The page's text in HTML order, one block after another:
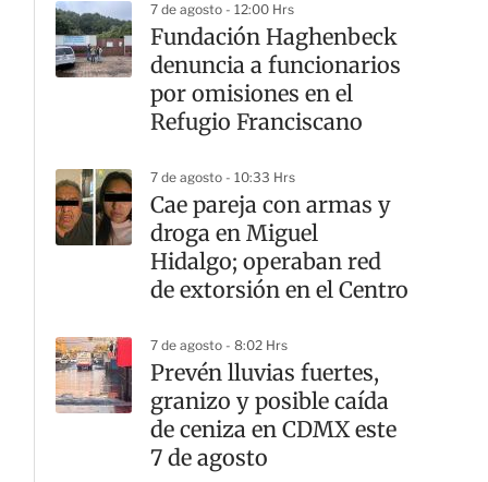
7 de agosto - 12:00 Hrs
Fundación Haghenbeck
denuncia a funcionarios
por omisiones en el
Refugio Franciscano
7 de agosto - 10:33 Hrs
Cae pareja con armas y
droga en Miguel
Hidalgo; operaban red
de extorsión en el Centro
7 de agosto - 8:02 Hrs
Prevén lluvias fuertes,
granizo y posible caída
de ceniza en CDMX este
7 de agosto